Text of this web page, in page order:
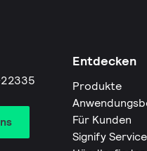
Entdecken
Produkte
Für Kunden
Signify